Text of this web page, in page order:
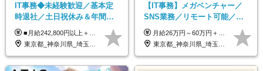
IT事務◆未経験歓迎／基本定
時退社／土日祝休み＆年間休
日123日／賞与年2回／研修制
度充実／リモートOK
■月給242,800円以上＋諸手当＋賞与年2回＋業績賞与 ※固定残業代32,813円～/20時間分を含む ※超過分は別途支給 ※経験・年齢を考慮の上、当社規定により決定 ※試用期間6ヵ月間（待遇に差異なし）
東京都_神奈川県_埼玉県_千葉県
【IT事務】メガベンチャー／
SNS業務／リモート可能／未
経験◎
月給26万円～60万円＋賞与1回＋各種手当 ★Point：経験者の方は100％年収UPでの待遇提示も可能！ ※試用期間6カ月 ※期間中は月給20万円以上～スタート ※期間中は契約社員
東京都_神奈川県_埼玉県_千葉県